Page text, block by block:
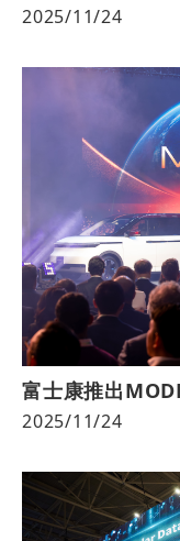
2025/11/24
富士康推出
2025/11/24